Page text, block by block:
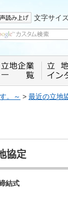
文字サイ
。～ > 最近の立地
協定
結式